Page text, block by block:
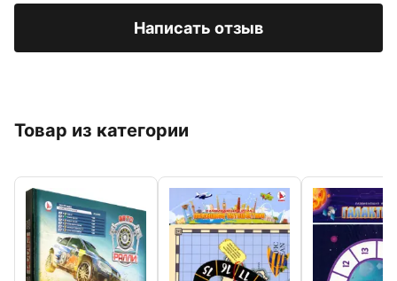
Написать отзыв
Товар из категории